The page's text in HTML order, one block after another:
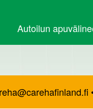
Autoilun